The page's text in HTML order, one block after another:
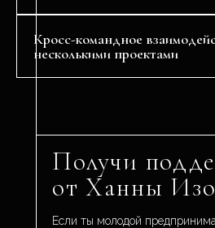
Кросс-командное
несколькими проектами
Получи
от Ханны
Если ты молодой